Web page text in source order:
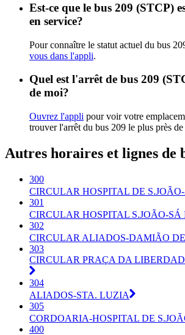
Est-ce que le bus 209 (STCP)
en service?
Pour connaître le statut actuel du bus
vous dans l'appli.
Quel est l'arrêt de bus 209
de moi?
Ouvrez l'appli pour voir votre
trouver l'arrêt du bus 209 le plus près de
Autres horaires et lignes de
300
CIRCULAR HOSPITAL DE
301
CIRCULAR HOSPITAL S.JOÃO-
302
CIRCULAR ALIADOS-DAMIÃO
303
CIRCULAR PRAÇA DA
304
ALIADOS-STA. LUZIA
305
CORDOARIA-HOSPITAL DE
400